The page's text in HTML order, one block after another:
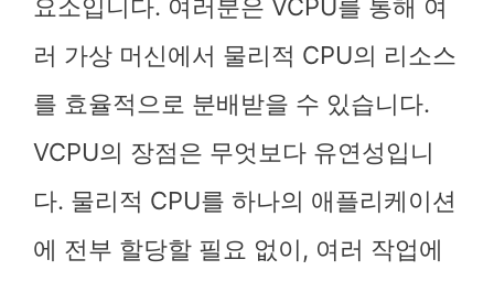
요소입니다. 여러분은 VCPU를 통해 여
러 가상 머신에서 물리적 CPU의 리소스
를 효율적으로 분배받을 수 있습니다.
VCPU의 장점은 무엇보다 유연성입니
다. 물리적 CPU를 하나의 애플리케이션
에 전부 할당할 필요 없이, 여러 작업에